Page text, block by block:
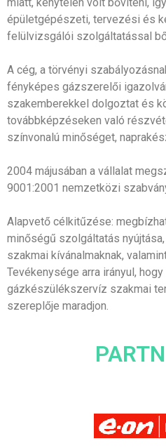
miatt, kénytelen volt bővíteni,
épületgépészeti, tervezési és
felülvizsgálói szolgáltatással
A cég, a törvényi
fényképes gázszerelői
szakemberekkel dolgoztat és
továbbképzéseken való
színvonalú minőséget,
2004 májusában a vállalat
9001:2001 nemzetközi
Alapvető célkitűzése:
minőségű szolgáltatás
szakmai kívánalmaknak,
Tevékenysége arra irányul,
gázkészülékszervíz szakmai
szereplője maradjon.